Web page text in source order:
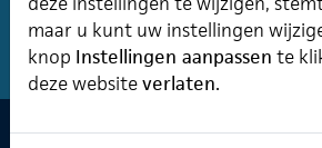
maar u kunt uw instellingen
knop Instellingen aanpassen te
deze websiteverlaten.